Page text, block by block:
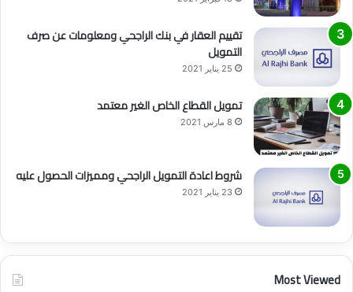
تقييم العقار في بنك الراجحي ومعلومات عن صرف
التمويل
25 يناير 2021
تمويل القطاع الخاص الغير معتمد
8 مارس 2021
شروط اعادة التمويل الراجحي ومميزات الحصول عليه
23 يناير 2021
Most Viewed